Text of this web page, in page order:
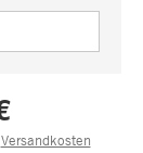
Versandkosten